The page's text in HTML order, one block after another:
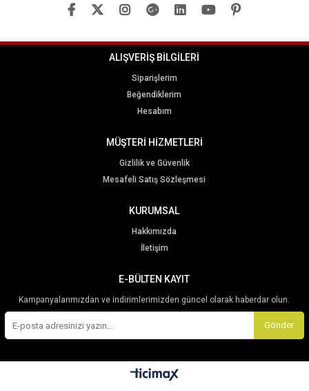
ALIŞVERİŞ BİLGİLERİ
Siparişlerim
Beğendiklerim
Hesabım
MÜŞTERİ HİZMETLERİ
Gizlilik ve Güvenlik
Mesafeli Satış Sözleşmesi
KURUMSAL
Hakkımızda
İletişim
E-BÜLTEN KAYIT
Kampanyalarımızdan ve indirimlerimizden güncel olarak haberdar olun.
Gönder